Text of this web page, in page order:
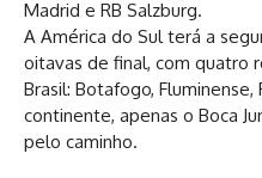
Madrid e RB Salzburg.
A América do Sul terá a
oitavas de final, com quatro
Brasil: Botafogo,
continente, apenas o Boca
pelo caminho.